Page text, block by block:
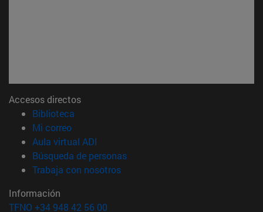
Accesos directos
Biblioteca
Mi correo(abre en nueva ventana)
Aula virtual ADI
Búsqueda de personas(abre en nueva ventana)
Trabaja con nosotros(abre en nueva ventana)
Información
TFNO +34 948 42 56 00